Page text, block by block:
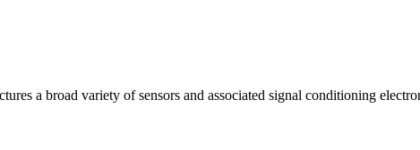
a broad variety of sensors and associated signal conditioning